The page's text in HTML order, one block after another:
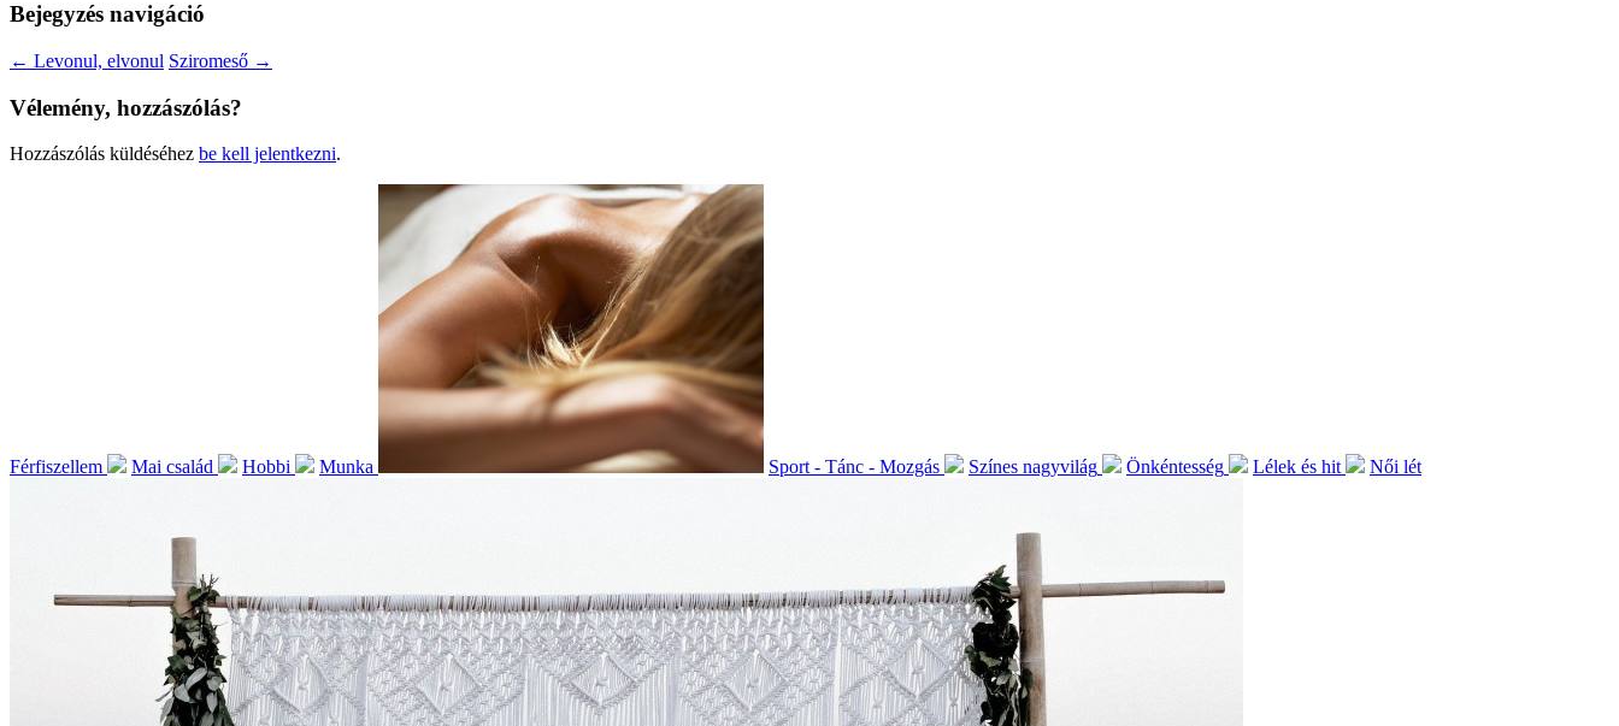
Bejegyzés navigáció
← Levonul, elvonul Sziromeső →
Vélemény, hozzászólás?
Hozzászólás küldéséhez be kell jelentkezni.
Férfiszellem Mai család Hobbi Munka Sport - Tánc - Mozgás Színes nagyvilág Önkéntesség Lélek és hit Női lét